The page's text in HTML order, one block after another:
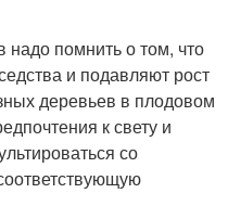
помнить о том, что
и подавляют рост
деревьев в плодовом
к свету и
со